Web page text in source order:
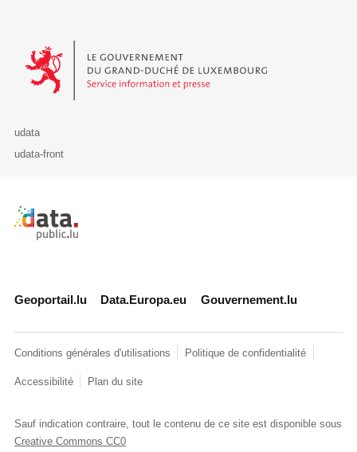
Le Gouvernement du Grand-Duché de Luxembourg - Service
udata
udata-front
Retour à l'accueil de data.public.lu
Geoportail.lu Data.Europa.eu Gouvernement.lu
Conditions générales d'utilisations Politique de confidentialité
Accessibilité Plan du site
Sauf indication contraire, tout le contenu de ce site est disponible sous
Creative Commons CC0